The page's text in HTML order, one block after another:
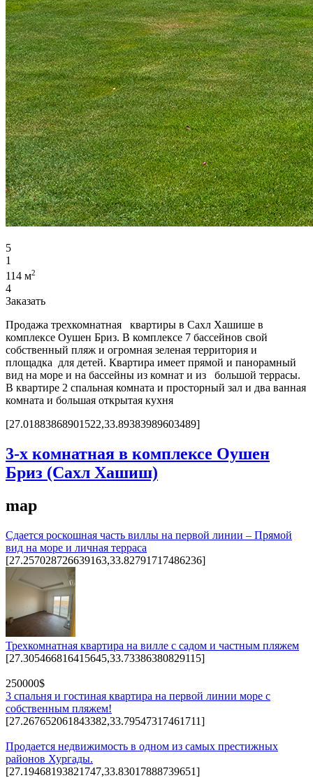
5
1
114 м2
4
Заказать
Продажа трехкомнатная квартиры в Сахл Хашише в
комплексе Оушен Бриз. В комплексе 7 бассейнов свой
собственный пляж и огромная зеленая территория и
площадка для детей. Квартира имеет прямой и панорамный
вид на море и на бассейны из комнат и из большой террасы.
В квартире 2 спальная комната и просторный зал и два ванная
комната и большая открытая кухня
[27.01883868901522,33.89383989603489]
3-х комнатная в комплексе Оушен
Бриз (Сахл Хашиш)
map
Сдается роскошная часть виллы на первой линии – Прямой
вид на море и личная терраса
[27.257028726639163,33.82791717486236]
Трехкомнатная квартира на вилле с садом и частным пляжем
[27.305466816415645,33.73386380829115]
250000$
3 спальня и гостиная квартира на первой линии море с
собственным пляжем!
[27.267652061843382,33.79547317461711]
Продается недвижимость в одном из самых престижных
районов Хургады.
[27.19468193821747,33.83017888739651]